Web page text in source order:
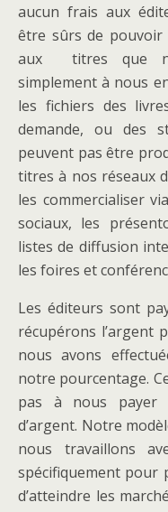
aucun frais aux
être sûrs de
aux titres que
simplement à nous
les fichiers des
demande, ou des
peuvent pas être
titres à nos réseaux
les commercialiser
sociaux, les
listes de diffusion
les foires et
Les éditeurs sont
récupérons l’argent
nous avons
notre pourcentage.
pas à nous payer
d’argent. Notre
nous travaillons
spécifiquement pour
d’atteindre les